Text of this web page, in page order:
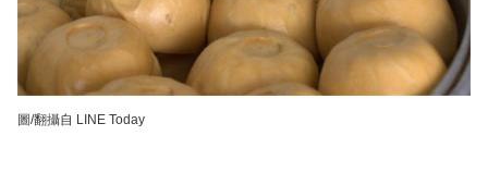
圖/翻攝自 LINE Today